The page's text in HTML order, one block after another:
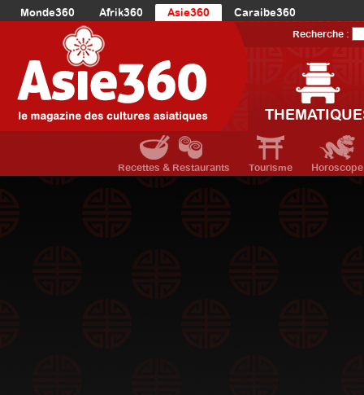
Monde360 Afrik360 Asie360
Caraibe360
Europe360
AmériqueDuNord360
Océanie360
Recherche :
Recettes & Restaurants Tourisme Horoscope